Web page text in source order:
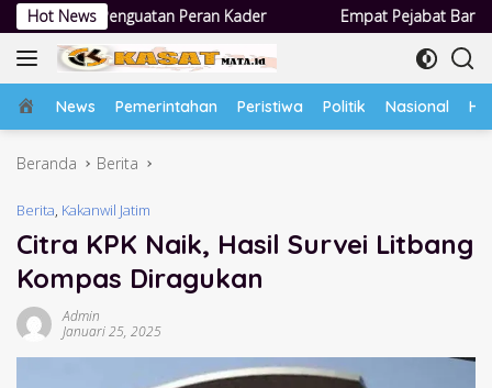
Langsung
ke
konten
Hot News
Peran Kader Empat Pejabat Baru Pemdes Semampir
Home
News Pemerintahan Peristiwa Politik Nasional
Beranda Berita
Berita, Kakanwil Jatim
Citra KPK Naik, Hasil Survei Litbang
Kompas Diragukan
Admin
Januari 25, 2025